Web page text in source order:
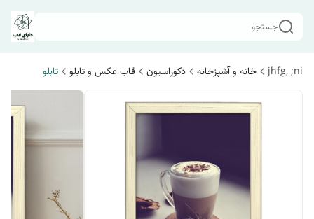
جستجو
jhfg, ;ni خانه و آشپزخانه دکوراسیون قاب عکس و تابلو تابلو